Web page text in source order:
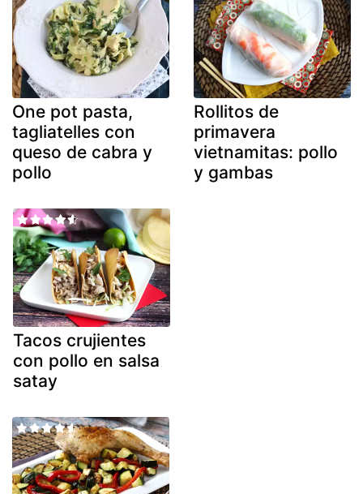
One pot pasta,
tagliatelles con
queso de cabra y
pollo
Rollitos de
primavera
vietnamitas: pollo
y gambas
Tacos crujientes
con pollo en salsa
satay